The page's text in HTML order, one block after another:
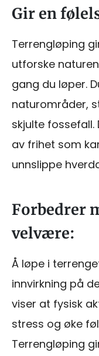
Gir en
Terrengløping
utforske
gang du løper.
naturområder,
skjulte
av frihet som
unnslippe
Forbedrer
velvære:
Å løpe i
innvirkning på
viser at fysisk
stress og øke
Terrengløping